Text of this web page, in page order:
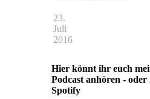
23.
Juli
2016
Hier könnt ihr euch
Podcast anhören -
Spotify